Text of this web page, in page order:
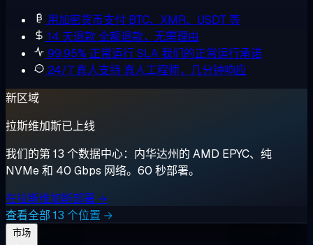
用加密货币支付 BTC、XMR、USDT 等
14 天退款全额退款，无需理由
99.95% 正常运行 SLA我们的正常运行承诺
24/7 真人支持 真人工程师，几分钟响应
新区域
拉斯维加斯已上线
我们的第 13 个数据中心：内华达州的 AMD EPYC、纯
NVMe 和 40 Gbps 网络。60 秒部署。
在拉斯维加斯部署 →
查看全部 13 个位置 →